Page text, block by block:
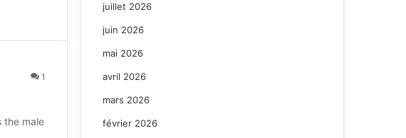
1
the male
juillet 2026
juin 2026
mai 2026
avril 2026
mars 2026
février 2026